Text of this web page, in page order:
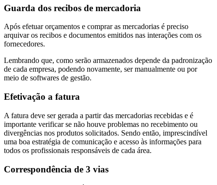
Guarda dos recibos de mercadoria
Após efetuar orçamentos e comprar as mercadorias é preciso
arquivar os recibos e documentos emitidos nas interações com os
fornecedores.
Lembrando que, como serão armazenados depende da padronização
de cada empresa, podendo novamente, ser manualmente ou por
meio de softwares de gestão.
Efetivação a fatura
A fatura deve ser gerada a partir das mercadorias recebidas e é
importante verificar se não houve problemas no recebimento ou
divergências nos produtos solicitados. Sendo então, imprescindível
uma boa estratégia de comunicação e acesso às informações para
todos os profissionais responsáveis de cada área.
Correspondência de 3 vias